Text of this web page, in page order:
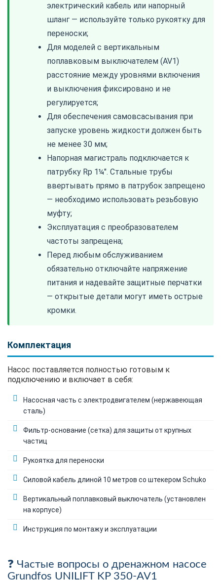
электрический кабель или напорный
шланг — используйте только рукоятку для
переноски;
Для моделей с вертикальным
поплавковым выключателем (AV1)
расстояние между уровнями включения
и выключения фиксировано и не
регулируется;
Для обеспечения самовсасывания при
запуске уровень жидкости должен быть
не менее 30 мм;
Напорная магистраль подключается к
патрубку Rp 1¼". Стальные трубы
ввертывать прямо в патрубок запрещено
— необходимо использовать резьбовую
муфту;
Эксплуатация с преобразователем
частоты запрещена;
Перед любым обслуживанием
обязательно отключайте напряжение
питания и надевайте защитные перчатки
— открытые детали могут иметь острые
кромки.
Комплектация
Насос поставляется полностью готовым к
подключению и включает в себя:
Насосная часть с электродвигателем (нержавеющая
сталь)
Фильтр-основание (сетка) для защиты от крупных
частиц
Рукоятка для переноски
Силовой кабель длиной 10 метров со штекером Schuko
Вертикальный поплавковый выключатель (установлен
на корпусе)
Инструкция по монтажу и эксплуатации
Частые вопросы о дренажном насосе
Grundfos UNILIFT KP 350-AV1